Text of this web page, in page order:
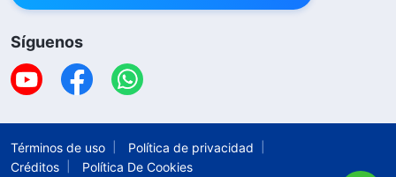
Síguenos
Términos de uso
Política de privacidad
Créditos
Política De Cookies